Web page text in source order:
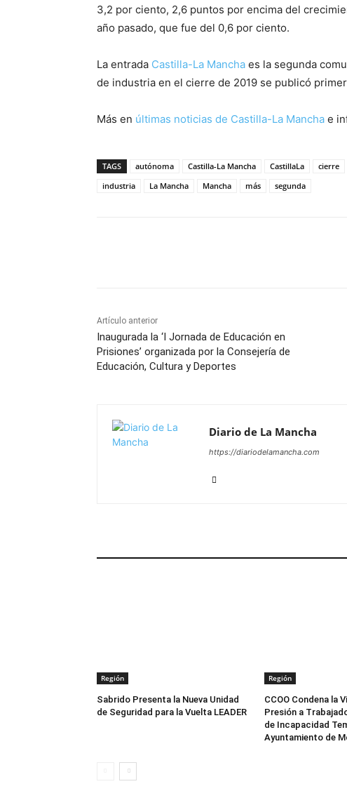
3,2 por ciento, 2,6 puntos por encima del
año pasado, que fue del 0,6 por ciento.
La entrada Castilla-La Mancha es la segunda
de industria en el cierre de 2019 se publicó
Más en últimas noticias de Castilla-La Mancha e
TAGS autónoma Castilla-La Mancha CastillaLa cierre
industria
La Mancha Mancha más segunda
Artículo anterior
Inaugurada la ‘I Jornada de Educación en
Prisiones’ organizada por la Consejería de
Educación, Cultura y Deportes
Diario de La Mancha
https://diariodelamancha.com
Región
Sabrido Presenta la Nueva Unidad
de Seguridad para la Vuelta LEADER
Región
CCOO Condena la
Presión a
de Incapacidad
Ayuntamiento de